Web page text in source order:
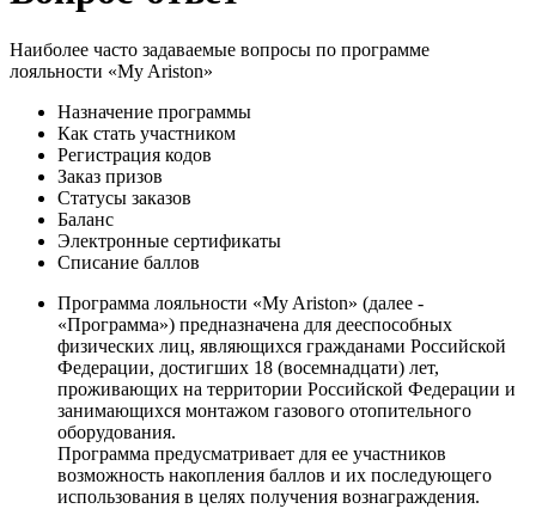
Наиболее часто задаваемые вопросы по программе
лояльности «My Ariston»
Назначение программы
Как стать участником
Регистрация кодов
Заказ призов
Статусы заказов
Баланс
Электронные сертификаты
Списание баллов
Программа лояльности «My Ariston» (далее -
«Программа») предназначена для дееспособных
физических лиц, являющихся гражданами Российской
Федерации, достигших 18 (восемнадцати) лет,
проживающих на территории Российской Федерации и
занимающихся монтажом газового отопительного
оборудования.
Программа предусматривает для ее участников
возможность накопления баллов и их последующего
использования в целях получения вознаграждения.